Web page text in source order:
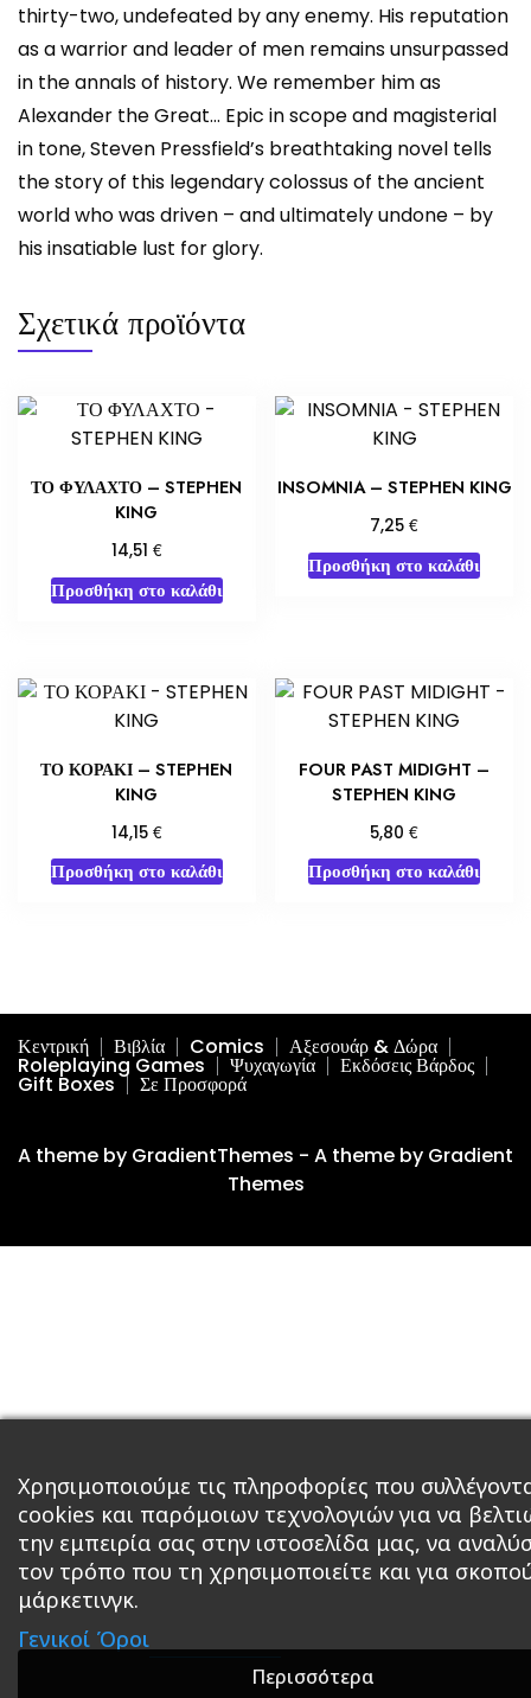
thirty-two, undefeated by any enemy. His reputation
as a warrior and leader of men remains unsurpassed
in the annals of history. We remember him as
Alexander the Great… Epic in scope and magisterial
in tone, Steven Pressfield’s breathtaking novel tells
the story of this legendary colossus of the ancient
world who was driven – and ultimately undone – by
his insatiable lust for glory.
Σχετικά προϊόντα
ΤΟ ΦΥΛΑΧΤΟ – STEPHEN
KING
14,51 €
Προσθήκη στο καλάθι
INSOMNIA – STEPHEN KING
7,25€
Προσθήκη στο καλάθι
ΤΟ ΚΟΡΑΚΙ – STEPHEN
KING
14,15 €
Προσθήκη στο καλάθι
FOUR PAST MIDIGHT –
STEPHEN KING
5,80€
Προσθήκη στο καλάθι
Κεντρική Βιβλία Comics Αξεσουάρ & Δώρα
Roleplaying Games Ψυχαγωγία Εκδόσεις Βάρδος
Gift Boxes Σε Προσφορά
A theme by GradientThemes - A theme by Gradient
Themes
Χρησιμοποιούμε τις πληροφορίες που
cookies και παρόμοιων τεχνολογιών για να
την εμπειρία σας στην ιστοσελίδα μας, να
τον τρόπο που τη χρησιμοποιείτε και για
μάρκετινγκ.
Γενικοί Όροι
Περισσότερα